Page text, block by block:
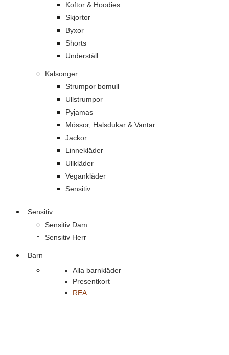
Koftor & Hoodies
Skjortor
Byxor
Shorts
Underställ
Kalsonger
Strumpor bomull
Ullstrumpor
Pyjamas
Mössor, Halsdukar & Vantar
Jackor
Linnekläder
Ullkläder
Vegankläder
Sensitiv
Sensitiv
Sensitiv Dam
Sensitiv Herr
Barn
Alla barnkläder
Presentkort
REA